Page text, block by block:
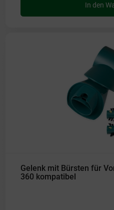
In den
Gelenk mit Bürsten für
360 kompatibel